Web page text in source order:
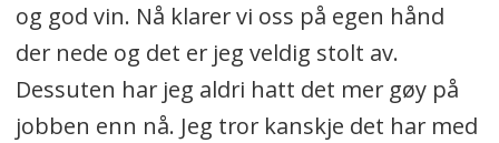
og god vin. Nå klarer vi oss på egen hånd
der nede og det er jeg veldig stolt av.
Dessuten har jeg aldri hatt det mer gøy på
jobben enn nå. Jeg tror kanskje det har med